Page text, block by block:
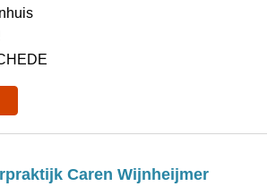
Caren Wijnheijmer